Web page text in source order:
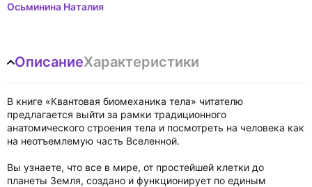
Осьминина Наталия
ОписаниеХарактеристики
В книге «Квантовая биомеханика тела» читателю
предлагается выйти за рамки традиционного
анатомического строения тела и посмотреть на человека как
на неотъемлемую часть Вселенной.
Вы узнаете, что все в мире, от простейшей клетки до
планеты Земля, создано и функционирует по единым